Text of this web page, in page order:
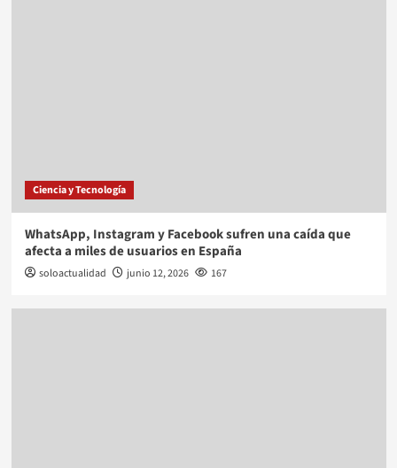
Ciencia y Tecnología
WhatsApp, Instagram y Facebook sufren una caída que
afecta a miles de usuarios en España
soloactualidad junio 12, 2026 167